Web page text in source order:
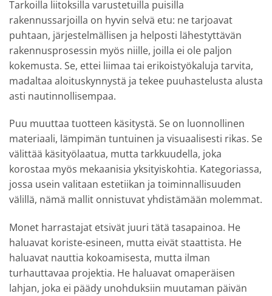
Tarkoilla liitoksilla varustetuilla puisilla
rakennussarjoilla on hyvin selvä etu: ne tarjoavat
puhtaan, järjestelmällisen ja helposti lähestyttävän
rakennusprosessin myös niille, joilla ei ole paljon
kokemusta. Se, ettei liimaa tai erikoistyökaluja tarvita,
madaltaa aloituskynnystä ja tekee puuhastelusta alusta
asti nautinnollisempaa.
Puu muuttaa tuotteen käsitystä. Se on luonnollinen
materiaali, lämpimän tuntuinen ja visuaalisesti rikas. Se
välittää käsityölaatua, mutta tarkkuudella, joka
korostaa myös mekaanisia yksityiskohtia. Kategoriassa,
jossa usein valitaan estetiikan ja toiminnallisuuden
välillä, nämä mallit onnistuvat yhdistämään molemmat.
Monet harrastajat etsivät juuri tätä tasapainoa. He
haluavat koriste-esineen, mutta eivät staattista. He
haluavat nauttia kokoamisesta, mutta ilman
turhauttavaa projektia. He haluavat omaperäisen
lahjan, joka ei päädy unohduksiin muutaman päivän